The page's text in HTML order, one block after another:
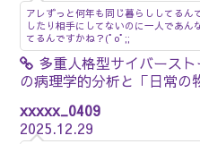
アレずっと何年も同じ暮らししてるん
したり相手にしてないのに一人であ
てるんですかね？(ﾟoﾟ;;
多重人格型サイバース
の病理学的分析と「日常の
xxxxx_0409
2025.12.29